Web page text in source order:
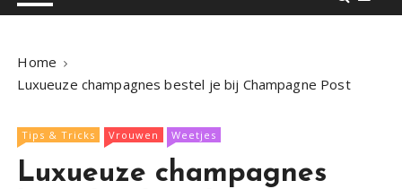
c
Home
Luxueuze champagnes bestel je bij Champagne Post
Tips & Tricks Vrouwen Weetjes
Luxueuze champagnes